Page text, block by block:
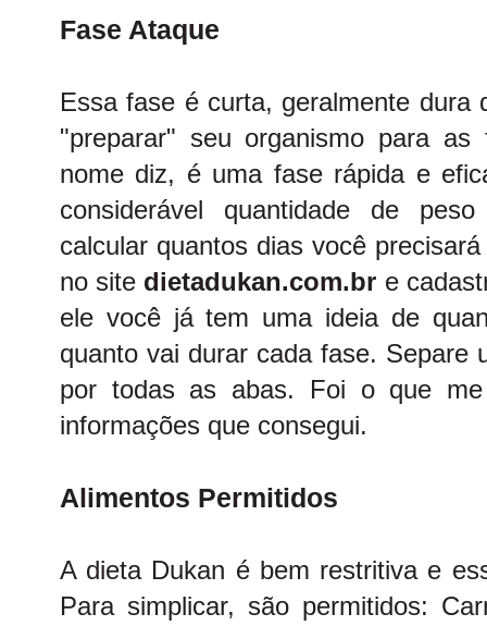
Fase Ataque
Essa fase é curta, geralmente dura
"preparar" seu organismo para
nome diz, é uma fase rápida e
considerável quantidade de
calcular quantos dias você
no site dietadukan.com.br e
ele você já tem uma ideia de
quanto vai durar cada fase. Separe
por todas as abas. Foi o que
informações que consegui.
Alimentos Permitidos
A dieta Dukan é bem restritiva e
Para simplicar, são permitidos: